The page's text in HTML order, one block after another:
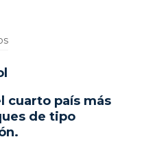
cuarto país más
de tipo